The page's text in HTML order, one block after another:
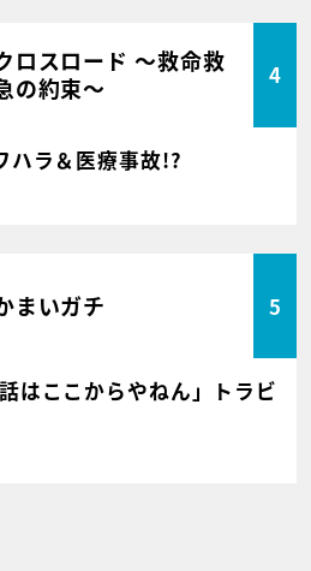
ロスロード ～救命救
の約束～
4
ラ＆医療事故!?
まいガチ 5
はここからやねん」トラビ